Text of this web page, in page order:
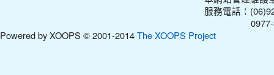
服務電話：
0977-
Powered by XOOPS © 2001-2014The XOOPS Project